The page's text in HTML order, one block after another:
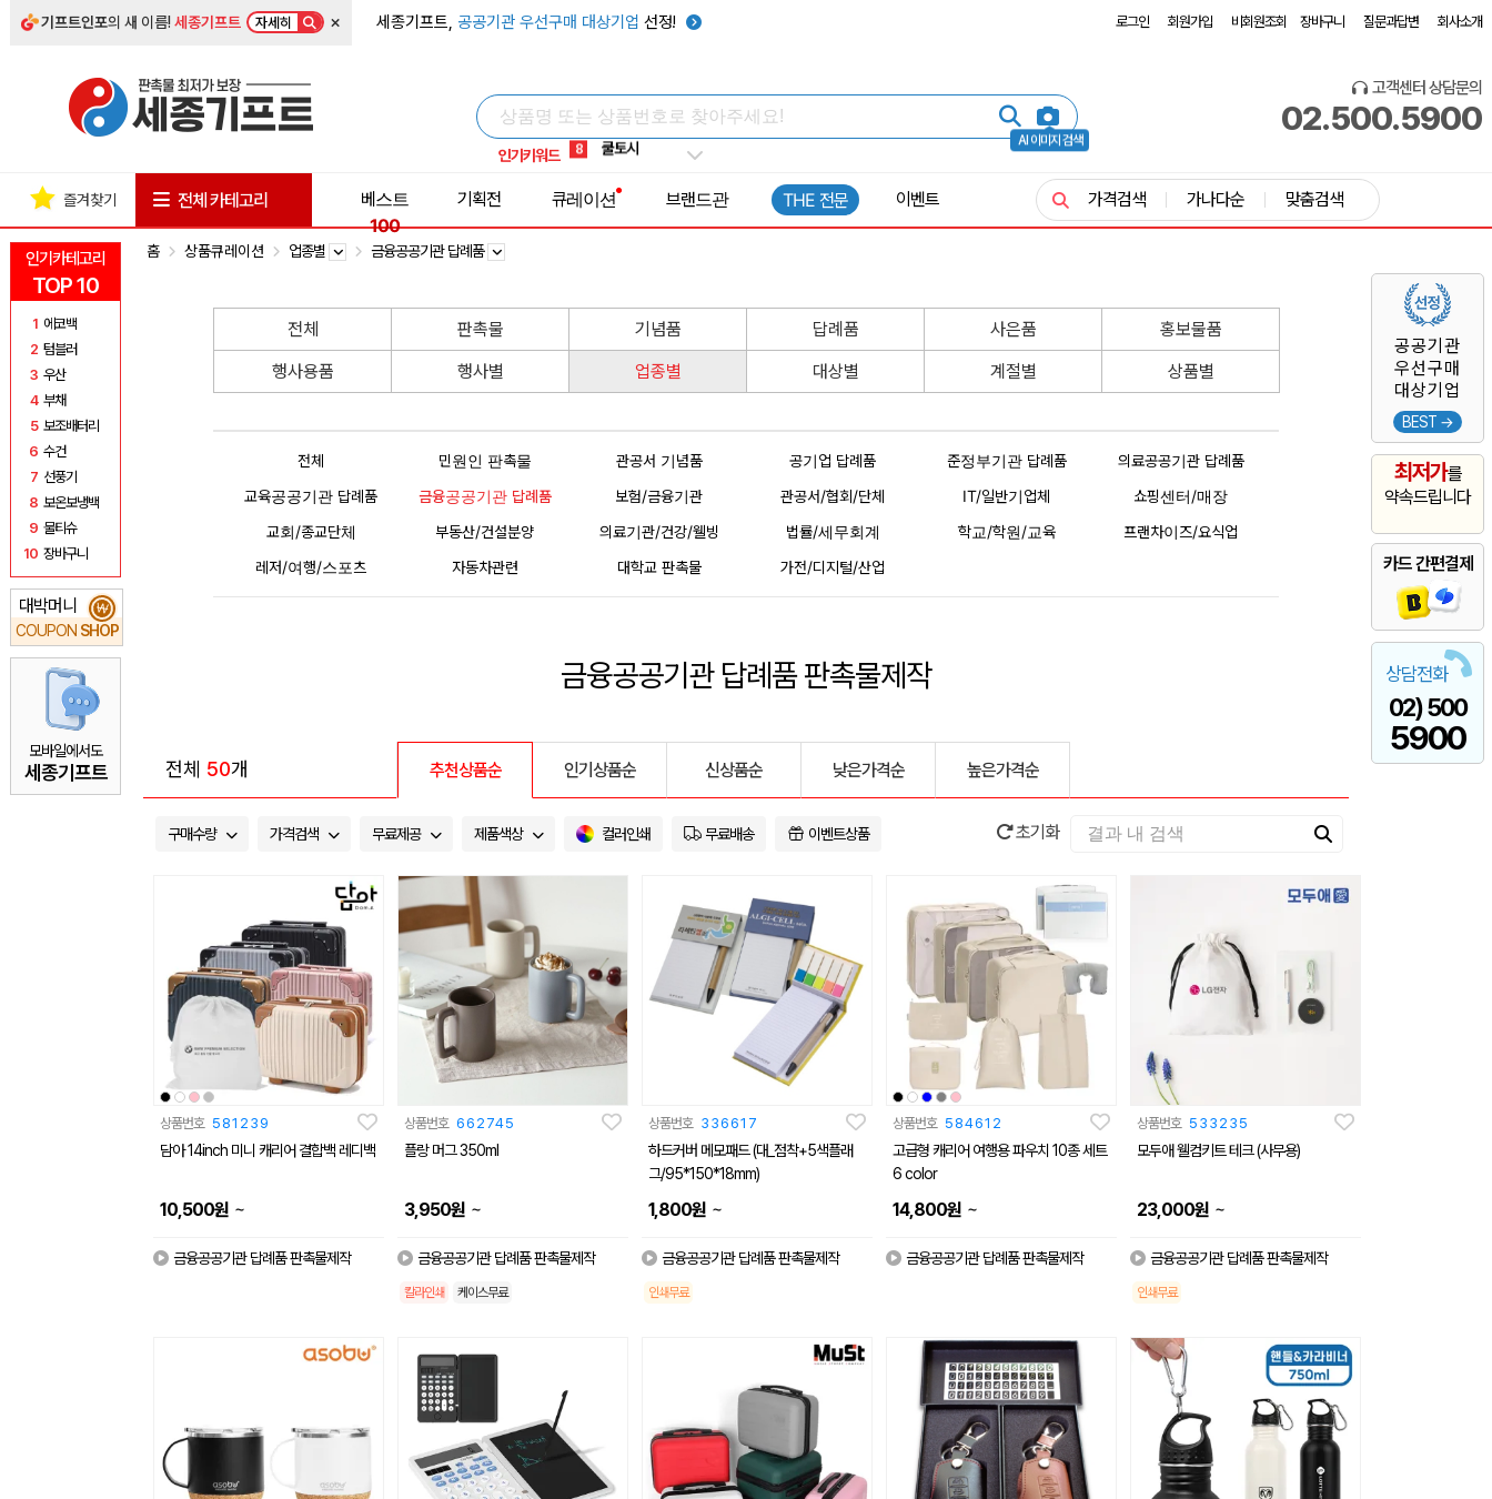
기프트인포의 새 이름!세종기프트 자세히 × 세종기프트, 공공기관 우선구매 대상기업 선정! 로그인 회원가입 비회원조회 장바구니 질문과답변 회사소개
AI 이미지 검색
인기키워드
키캡
8 쿨토시
9 넥쿨러
10 타포린가방
1
고객센터 상담문의
02.500.5900
인기카테고리
TOP 10
1 에코백
2 텀블러
3 우산
4 부채
5 보조배터리
6 수건
7 선풍기
8 보온보냉백
9 물티슈
10 장바구니
대박머니
COUPON SHOP
₩
모바일에서도
세종기프트
공공기관
우선구매
대상기업
BEST →
최저가를
약속드립니다
카드 간편결제
상담전화
02) 500
5900
즐겨찾기 전체 카테고리
베스트
100
기획전 큐레이션 브랜드관 THE 전문 이벤트 가격검색 가나다순 맞춤검색
홈 상품큐레이션 업종별 금융공공기관 답례품
전체 판촉물 기념품 답례품 사은품
홍보물품
행사용품
행사별 업종별 대상별 계절별 상품별
전체 민원인 판촉물 관공서 기념품 공기업 답례품 준정부기관 답례품
의료공공기관 답례품
교육공공기관 답례품
금융공공기관 답례품 보험/금융기관 관공서/협회/단체 IT/일반기업체
쇼핑센터/매장
교회/종교단체
부동산/건설분양 의료기관/건강/웰빙 법률/세무회계 학교/학원/교육
프랜차이즈/요식업
레저/여행/스포츠
자동차관련 대학교 판촉물 가전/디지털/산업
금융공공기관 답례품 판촉물제작
전체 50개 추천상품순 인기상품순 신상품순 낮은가격순 높은가격순
구매수량 가격검색 무료제공 제품색상 컬러인쇄 무료배송 이벤트상품 초기화
상품번호 581239
담아 14inch 미니 캐리어 결합백 레디백
10,500원 ~
금융공공기관 답례품 판촉물제작
상품번호 662745
플랑 머그 350ml
3,950원 ~
금융공공기관 답례품 판촉물제작
칼라인쇄 케이스무료
상품번호 336617
하드커버 메모패드 (대_점착+5색플래
그/95*150*18mm)
1,800원 ~
금융공공기관 답례품 판촉물제작
인쇄무료
상품번호 584612
고급형 캐리어 여행용 파우치 10종 세트
6 color
14,800원 ~
금융공공기관 답례품 판촉물제작
상품번호 533235
모두애 웰컴키트 테크 (사무용)
23,000원 ~
금융공공기관 답례품 판촉물제작
인쇄무료